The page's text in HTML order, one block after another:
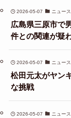
2026-05-07 ニュース
広島県三原市で
件との関連が疑
2026-05-07 ニュース
松田元太がヤン
な挑戦
2026-05-07 ニュース